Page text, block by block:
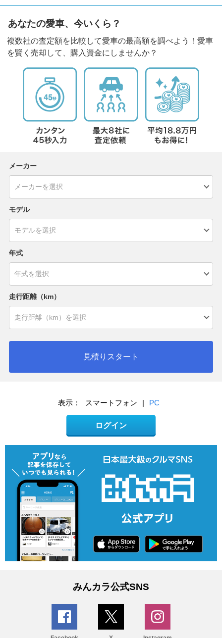
あなたの愛車、今いくら？
複数社の査定額を比較して愛車の最高額を調べよう！愛車
を賢く売却して、購入資金にしませんか？
メーカー
モデル
年式
走行距離（km）
見積りスタート
表示： スマートフォン | PC
ログイン
みんカラ公式SNS